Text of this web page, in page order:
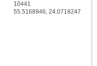
10441
55.5168946, 24.0718247